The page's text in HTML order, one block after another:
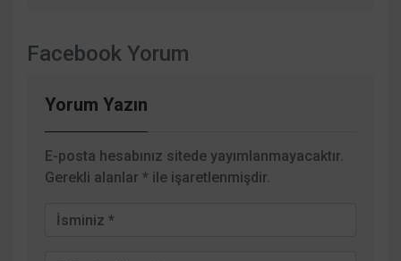
Facebook Yorum
Yorum Yazın
E-posta hesabınız sitede yayımlanmayacaktır.
Gerekli alanlar * ile işaretlenmişdir.